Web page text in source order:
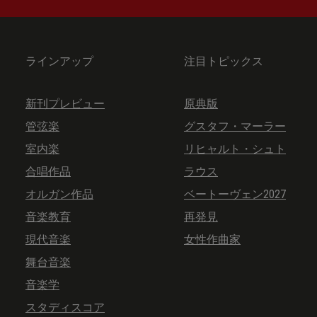
ラインアップ
新刊プレビュー
管弦楽
室内楽
合唱作品
オルガン作品
音楽教育
現代音楽
舞台音楽
音楽学
スタディスコア
注目トピックス
原典版
グスタフ・マーラー
リヒャルト・シュト
ラウス
ベートーヴェン2027
再発見
女性作曲家